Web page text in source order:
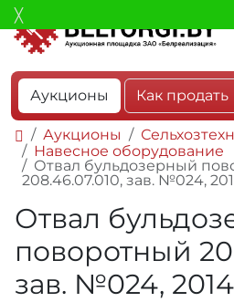
Аукционы Как продать
Аукционы
Навесное оборудование
Отвал бульдозерный
208.46.07.010, зав. №024,
Отвал
поворотный
зав. №024, 2014